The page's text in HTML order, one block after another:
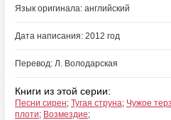
Язык оригинала: английский
Дата написания: 2012 год
Перевод: Л. Володарская
Книги из этой серии:
Песни сирен; Тугая струна; Чужое
плоти; Возмездие;